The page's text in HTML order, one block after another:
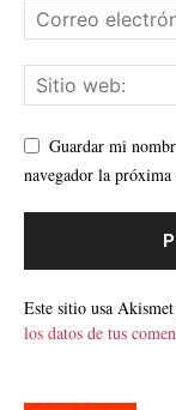
Guardar mi
navegador la próxima
Este sitio usa
los datos de tus